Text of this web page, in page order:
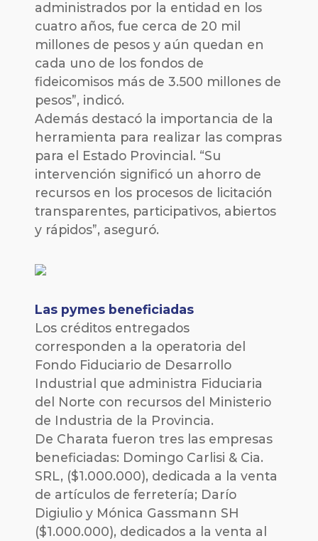
administrados por la entidad en los
cuatro años, fue cerca de 20 mil
millones de pesos y aún quedan en
cada uno de los fondos de
fideicomisos más de 3.500 millones de
pesos”, indicó.
Además destacó la importancia de la
herramienta para realizar las compras
para el Estado Provincial. “Su
intervención significó un ahorro de
recursos en los procesos de licitación
transparentes, participativos, abiertos
y rápidos”, aseguró.
Las pymes beneficiadas
Los créditos entregados
corresponden a la operatoria del
Fondo Fiduciario de Desarrollo
Industrial que administra Fiduciaria
del Norte con recursos del Ministerio
de Industria de la Provincia.
De Charata fueron tres las empresas
beneficiadas: Domingo Carlisi & Cia.
SRL, ($1.000.000), dedicada a la venta
de artículos de ferretería; Darío
Digiulio y Mónica Gassmann SH
($1.000.000), dedicados a la venta al